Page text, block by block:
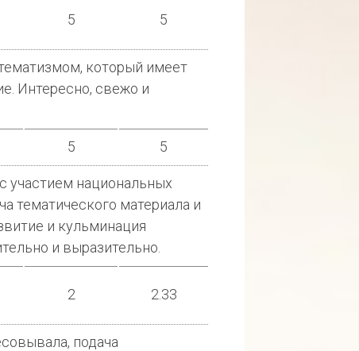
5 5
который имеет
Интересно, свежо и
5 5
участием национальных
тематического материала и
и кульминация
и выразительно.
2 2.33
подача